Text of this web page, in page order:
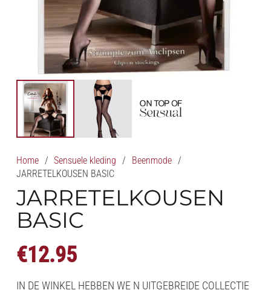
Home / Sensuele kleding / Beenmode /
JARRETELKOUSEN BASIC
JARRETELKOUSEN
BASIC
€12.95
IN DE WINKEL HEBBEN WE N UITGEBREIDE COLLECTIE